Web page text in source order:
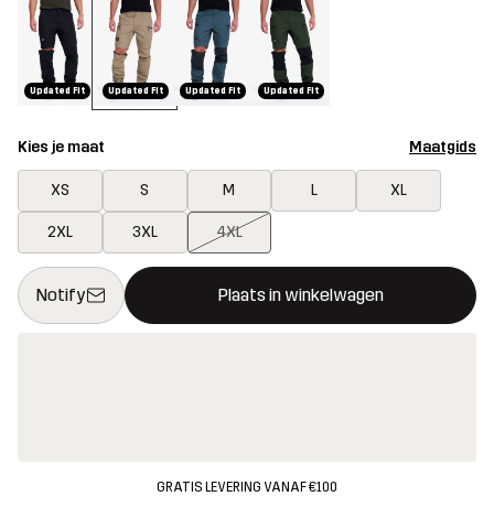
Updated Fit Updated Fit Updated Fit Updated Fit
Kies je maat Maatgids
XS S M L XL
2XL 3XL 4XL
Notify Plaats in winkelwagen
Deze knop opent een modal met de bevestiging van een
{{size}} niet beschikbaar
GRATIS LEVERING VANAF €100